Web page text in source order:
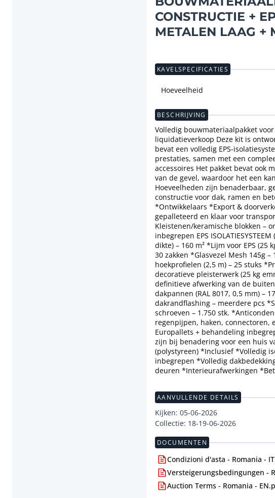
CONSTRUCTIE +
METALEN LAAG +
KAVELSPECIFICATIES
Hoeveelheid
BESCHRIJVING
Volledig bouwmateriaalpakket
liquidatieverkoop Deze kit is
bevat een volledig EPS-
prestaties, samen met een
accessoires Het pakket bevat ook
van de gevel, waardoor het een
Hoeveelheden zijn benaderbaar,
constructie voor dak, ramen en
*Ontwikkelaars *Export &
gepalleteerd en klaar voor transport.
Kleistenen/keramische blokken –
inbegrepen EPS
dikte) – 160 m² *Lijm voor EPS (25
30 zakken *Glasvezel Mesh 145g –
hoekprofielen (2,5 m) – 25 stuks
decoratieve pleisterwerk (25 kg
definitieve afwerking van de
dakpannen (RAL 8017, 0,5 mm) –
dakrandflashing – meerdere pcs
schroeven – 1.750 stk.
regenpijpen, haken, connectoren,
Europallets + behandeling
zijn bij benadering voor een huis
(polystyreen) *Inclusief *Volledig
inbegrepen *Volledig
deuren *Interieurafwerkingen
AANVULLENDE DETAILS
Kijken: 05-06-2026
Collectie: 18-19-06-2026
DOCUMENTEN
Condizioni d'asta - Romania -
Versteigerungsbedingungen -
Auction Terms - Romania -